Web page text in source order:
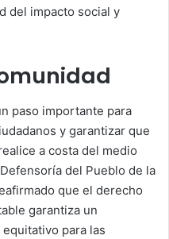
del impacto social y
paso importante para
y garantizar que
a costa del medio
del Pueblo de la
que el derecho
garantiza un
para las